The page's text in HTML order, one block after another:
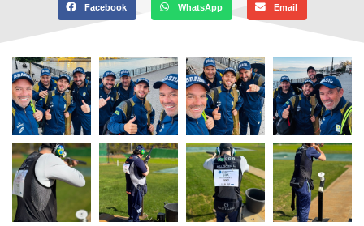
Facebook WhatsApp Email